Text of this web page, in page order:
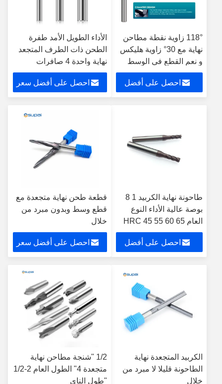
118° زاوية نقطة مطاحن
نهاية مع 30° زاوية هليكس
و نعم القطع في الوسط
احصل على أفضل
الأداء الطويل الأمد طفرة
الطحن ذات الطرف المتجعد
نهاية واحدة 4 صافرات
احصل على أفضل سعر
طاحونة نهاية الكربيد 1 8
بوصة عالية الأداء النوع
العام HRC 45 55 60 65
احصل على أفضل
قطعة طحن نهاية متجعدة مع
قطع وسط وبدون مبرد من
خلال
احصل على أفضل سعر
الكربيد المتجعدة نهاية
الطاحونة قليلا لا مبرد من
خلال
1/2 "شنجة مطاحن نهاية
متجعدة 4" الطول العام 2-1/2
"طول الناي